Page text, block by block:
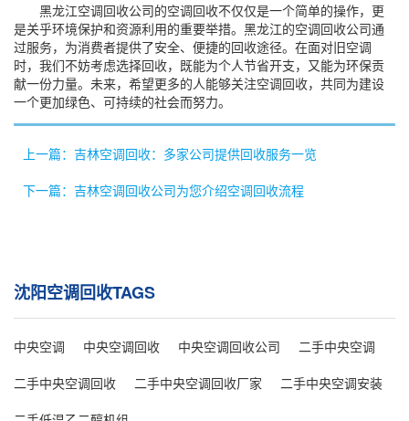
黑龙江空调回收公司的空调回收不仅仅是一个简单的操作，更
是关乎环境保护和资源利用的重要举措。黑龙江的空调回收公司通
过服务，为消费者提供了安全、便捷的回收途径。在面对旧空调
时，我们不妨考虑选择回收，既能为个人节省开支，又能为环保贡
献一份力量。未来，希望更多的人能够关注空调回收，共同为建设
一个更加绿色、可持续的社会而努力。
上一篇：吉林空调回收：多家公司提供回收服务一览
下一篇：吉林空调回收公司为您介绍空调回收流程
沈阳空调回收TAGS
中央空调 中央空调回收 中央空调回收公司
二手中央空调
二手中央空调回收
二手中央空调回收厂家
二手中央空调安装